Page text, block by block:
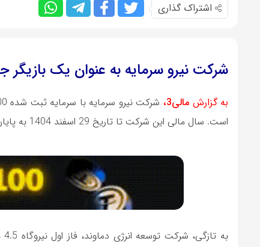
اشتراک گذاری
شرکت نیرو سرمایه به عنوان یک بازیگر
به گزارشمالی3،
است. سال مالی این شرکت تا تاریخ 29 اسفند 1404 به پایان می‌رسد.